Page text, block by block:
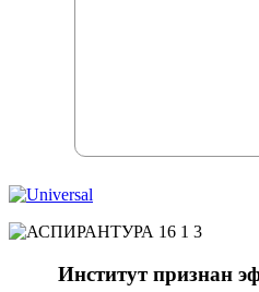
Институт признан